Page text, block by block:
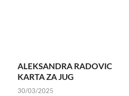
ALEKSANDRA RADOVIC
KARTA ZA JUG
30/03/2025